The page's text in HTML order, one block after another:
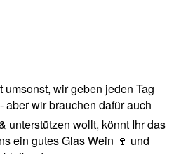
wir geben jeden Tag
aber wir brauchen dafür auch
unterstützen wollt, könnt Ihr das
ein gutes Glas Wein 🍷 und